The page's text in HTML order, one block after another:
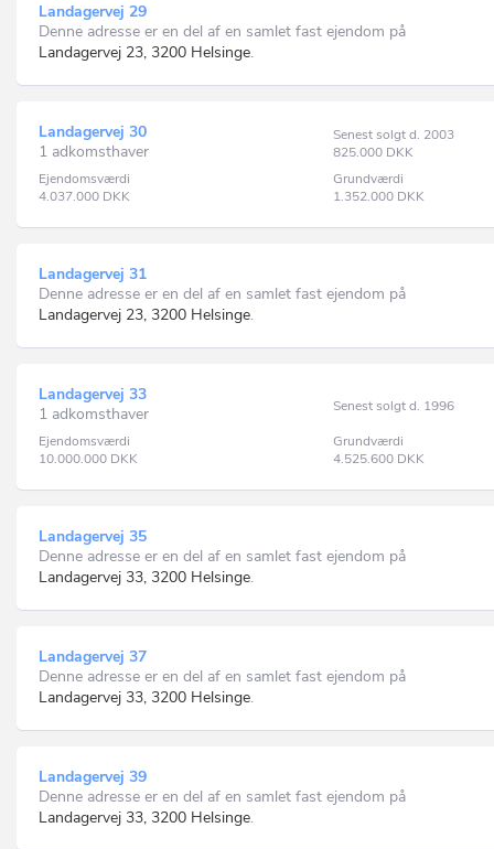
Landagervej 29
Denne adresse er en del af en samlet fast ejendom på
Landagervej 23, 3200 Helsinge.
Landagervej 30
1 adkomsthaver
Senest solgt d. 2003
825.000 DKK
Ejendomsværdi
4.037.000 DKK
Grundværdi
1.352.000 DKK
Landagervej 31
Denne adresse er en del af en samlet fast ejendom på
Landagervej 23, 3200 Helsinge.
Landagervej 33
1 adkomsthaver
Senest solgt d. 1996
Ejendomsværdi
10.000.000 DKK
Grundværdi
4.525.600 DKK
Landagervej 35
Denne adresse er en del af en samlet fast ejendom på
Landagervej 33, 3200 Helsinge.
Landagervej 37
Denne adresse er en del af en samlet fast ejendom på
Landagervej 33, 3200 Helsinge.
Landagervej 39
Denne adresse er en del af en samlet fast ejendom på
Landagervej 33, 3200 Helsinge.